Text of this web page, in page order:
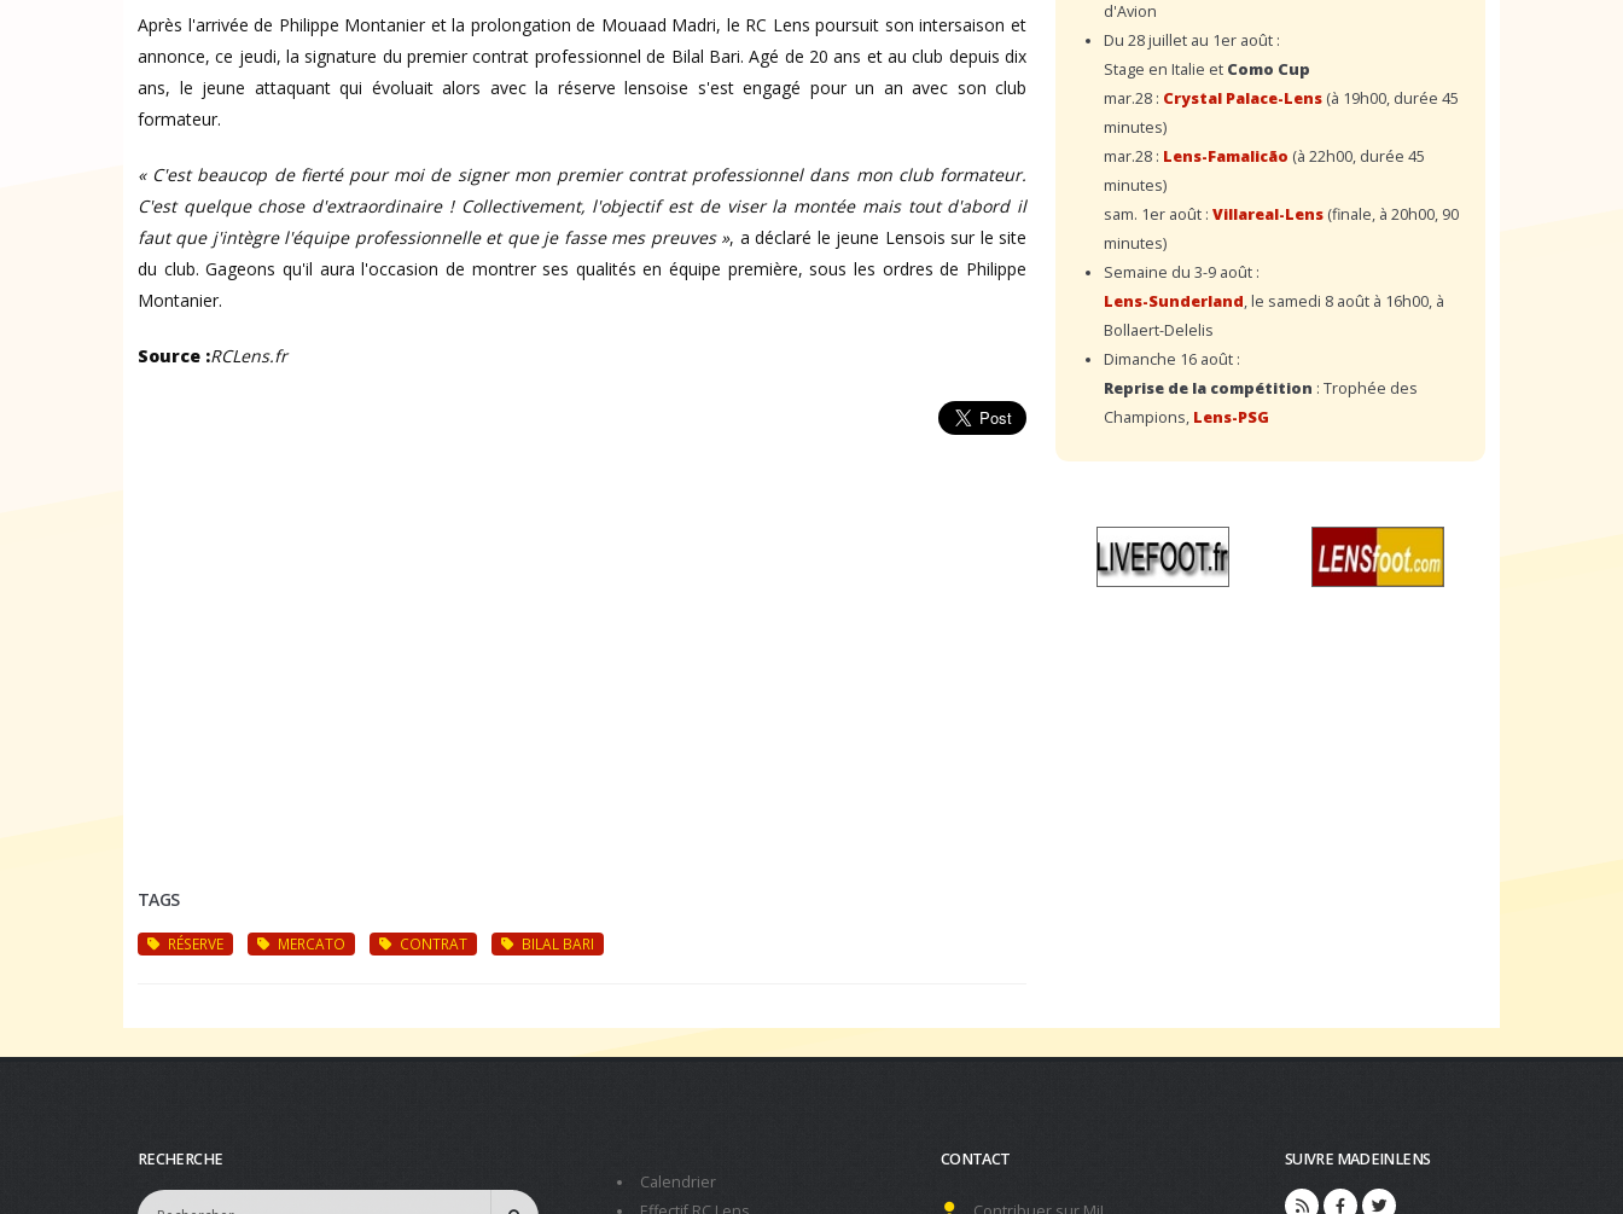
Après l'arrivée de Philippe Montanier et la prolongation de Mouaad Madri, le RC Lens poursuit son intersaison et
annonce, ce jeudi, la signature du premier contrat professionnel de Bilal Bari. Agé de 20 ans et au club depuis dix
ans, le jeune attaquant qui évoluait alors avec la réserve lensoise s'est engagé pour un an avec son club
formateur.
« C'est beaucop de fierté pour moi de signer mon premier contrat professionnel dans mon club formateur.
C'est quelque chose d'extraordinaire ! Collectivement, l'objectif est de viser la montée mais tout d'abord il
faut que j'intègre l'équipe professionnelle et que je fasse mes preuves », a déclaré le jeune Lensois sur le site
du club. Gageons qu'il aura l'occasion de montrer ses qualités en équipe première, sous les ordres de Philippe
Montanier.
Source :RCLens.fr
TAGS
RÉSERVE MERCATO CONTRAT BILAL BARI
d'Avion
Du 28 juillet au 1er août :
Stage en Italie et Como Cup
mar.28 : Crystal Palace-Lens (à 19h00, durée 45
minutes)
mar.28 : Lens-Famalicão (à 22h00, durée 45
minutes)
sam. 1er août : Villareal-Lens (finale, à 20h00, 90
minutes)
Semaine du 3-9 août :
Lens-Sunderland, le samedi 8 août à 16h00, à
Bollaert-Delelis
Dimanche 16 août :
Reprise de la compétition : Trophée des
Champions, Lens-PSG
RECHERCHE
Calendrier
CONTACT SUIVRE MADEINLENS